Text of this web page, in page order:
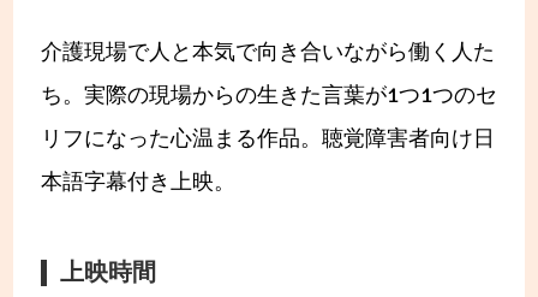
介護現場で人と本気で向き合いながら働く人た
ち。実際の現場からの生きた言葉が1つ1つのセ
リフになった心温まる作品。聴覚障害者向け日
本語字幕付き上映。
上映時間